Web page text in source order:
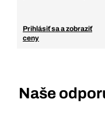
Prihlásiť sa a zobraziť
ceny
Naše